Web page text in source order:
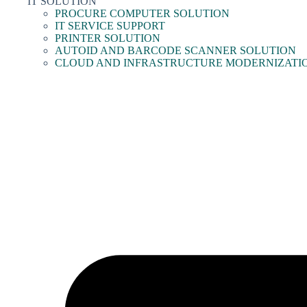
PROCURE COMPUTER SOLUTION
IT SERVICE SUPPORT
PRINTER SOLUTION
AUTOID AND BARCODE SCANNER SOLUTION
CLOUD AND INFRASTRUCTURE